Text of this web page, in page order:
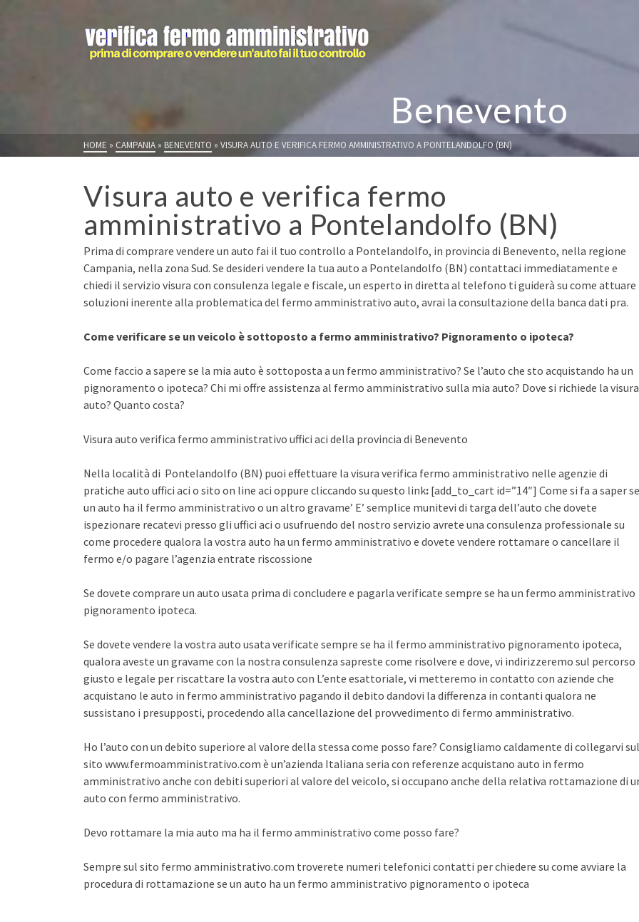
Benevento
HOME » CAMPANIA » BENEVENTO » VISURA AUTO E VERIFICA FERMO AMMINISTRATIVO A PONTELANDOLFO (BN)
Visura auto e verifica fermo
amministrativo a Pontelandolfo (BN)
Prima di comprare vendere un auto fai il tuo controllo a Pontelandolfo, in provincia di Benevento, nella regione
Campania, nella zona Sud. Se desideri vendere la tua auto a Pontelandolfo (BN) contattaci immediatamente e
chiedi il servizio visura con consulenza legale e fiscale, un esperto in diretta al telefono ti guiderà su come attuare
soluzioni inerente alla problematica del fermo amministrativo auto, avrai la consultazione della banca dati pra.
Come verificare se un veicolo è sottoposto a fermo amministrativo? Pignoramento o ipoteca?
Come faccio a sapere se la mia auto è sottoposta a un fermo amministrativo? Se l’auto che sto acquistando ha un
pignoramento o ipoteca? Chi mi offre assistenza al fermo amministrativo sulla mia auto? Dove si richiede la visura
auto? Quanto costa?
Visura auto verifica fermo amministrativo uffici aci della provincia di Benevento
Nella località di Pontelandolfo (BN) puoi effettuare la visura verifica fermo amministrativo nelle agenzie di
pratiche auto uffici aci o sito on line aci oppure cliccando su questo link: [add_to_cart id=”14″] Come si fa a saper se
un auto ha il fermo amministrativo o un altro gravame’ E’ semplice munitevi di targa dell’auto che dovete
ispezionare recatevi presso gli uffici aci o usufruendo del nostro servizio avrete una consulenza professionale su
come procedere qualora la vostra auto ha un fermo amministrativo e dovete vendere rottamare o cancellare il
fermo e/o pagare l’agenzia entrate riscossione
Se dovete comprare un auto usata prima di concludere e pagarla verificate sempre se ha un fermo amministrativo
pignoramento ipoteca.
Se dovete vendere la vostra auto usata verificate sempre se ha il fermo amministrativo pignoramento ipoteca,
qualora aveste un gravame con la nostra consulenza sapreste come risolvere e dove, vi indirizzeremo sul percorso
giusto e legale per riscattare la vostra auto con L’ente esattoriale, vi metteremo in contatto con aziende che
acquistano le auto in fermo amministrativo pagando il debito dandovi la differenza in contanti qualora ne
sussistano i presupposti, procedendo alla cancellazione del provvedimento di fermo amministrativo.
Ho l’auto con un debito superiore al valore della stessa come posso fare? Consigliamo caldamente di collegarvi sul
sito www.fermoamministrativo.com è un’azienda Italiana seria con referenze acquistano auto in fermo
amministrativo anche con debiti superiori al valore del veicolo, si occupano anche della relativa rottamazione di
auto con fermo amministrativo.
Devo rottamare la mia auto ma ha il fermo amministrativo come posso fare?
Sempre sul sito fermo amministrativo.com troverete numeri telefonici contatti per chiedere su come avviare la
procedura di rottamazione se un auto ha un fermo amministrativo pignoramento o ipoteca